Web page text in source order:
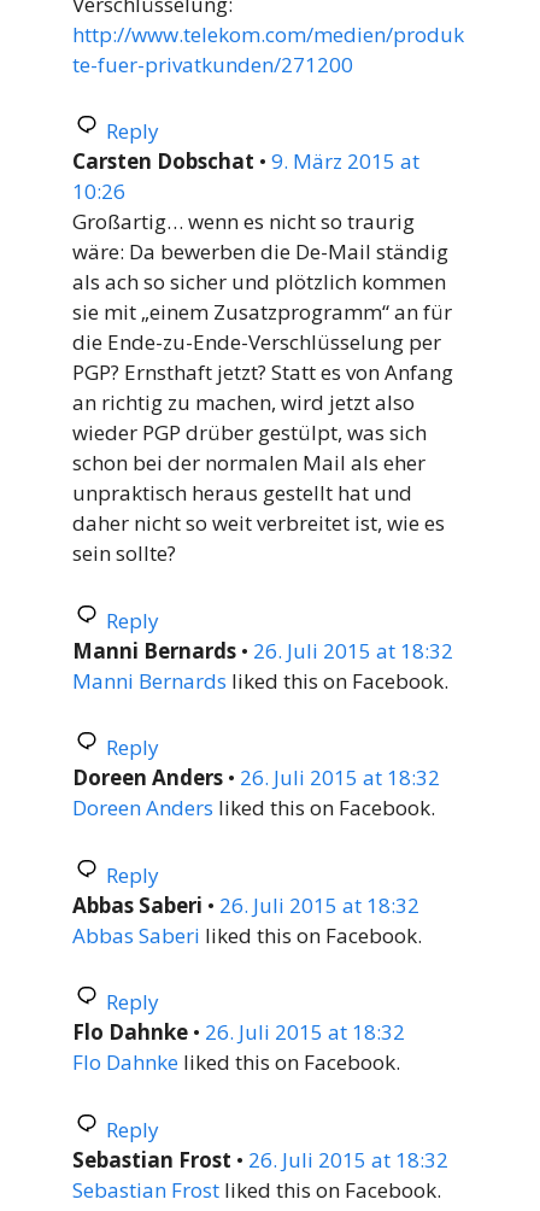
http://www.telekom.com/medien/produk
te-fuer-privatkunden/271200
Reply
Carsten Dobschat • 9. März 2015 at
10:26
Großartig… wenn es nicht so traurig
wäre: Da bewerben die De-Mail ständig
als ach so sicher und plötzlich kommen
sie mit „einem Zusatzprogramm“ an für
die Ende-zu-Ende-Verschlüsselung per
PGP? Ernsthaft jetzt? Statt es von Anfang
an richtig zu machen, wird jetzt also
wieder PGP drüber gestülpt, was sich
schon bei der normalen Mail als eher
unpraktisch heraus gestellt hat und
daher nicht so weit verbreitet ist, wie es
sein sollte?
Reply
Manni Bernards • 26. Juli 2015 at 18:32
Manni Bernards liked this on Facebook.
Reply
Doreen Anders • 26. Juli 2015 at 18:32
Doreen Anders liked this on Facebook.
Reply
Abbas Saberi • 26. Juli 2015 at 18:32
Abbas Saberi liked this on Facebook.
Reply
Flo Dahnke • 26. Juli 2015 at 18:32
Flo Dahnke liked this on Facebook.
Reply
Sebastian Frost • 26. Juli 2015 at 18:32
Sebastian Frost liked this on Facebook.